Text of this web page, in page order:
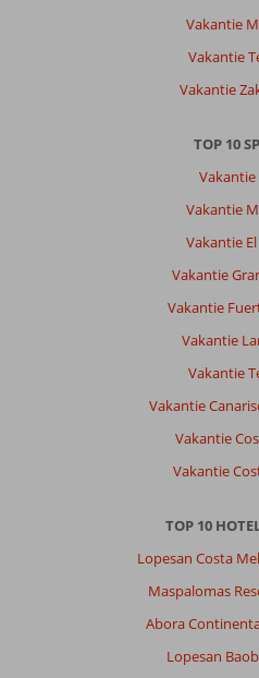
Vakantie
Vakantie
Vakantie
TOP 10
Vakantie
Vakantie
Vakantie
Vakantie
Vakantie
Vakantie
Vakantie
Vakantie
Vakantie
Vakantie
TOP 10
Lopesan Costa
Maspalomas
Abora
Lopesan